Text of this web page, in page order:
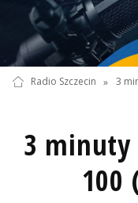
Radio Szczecin » 3
3 minuty
100